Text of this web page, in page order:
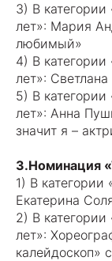
3) В категории
лет»: Мария
любимый»
4) В
лет»:
5) В
лет»: Анна
значит я –
3.Номинация
1) В категории
Екатерина
2) В категории
лет»:
калейдоскоп» с